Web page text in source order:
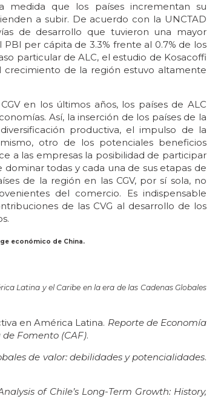
medida que los países incrementan su
a subir. De acuerdo con la UNCTAD
de desarrollo que tuvieron una mayor
per cápita de 3.3% frente al 0.7% de los
particular de ALC, el estudio de Kosacoffi
crecimiento de la región estuvo altamente
en los últimos años, los países de ALC
Así, la inserción de los países de la
productiva, el impulso de la
otro de los potenciales beneficios
a las empresas la posibilidad de participar
dominar todas y cada una de sus etapas de
de la región en las CGV, por sí sola, no
del comercio. Es indispensable
de las CVG al desarrollo de los
económico de China.
Latina y el Caribe en la era de las Cadenas Globales
en América Latina. Reporte de Economía
de Fomento (CAF).
de valor: debilidades y potencialidades.
of Chile’s Long-Term Growth: History,